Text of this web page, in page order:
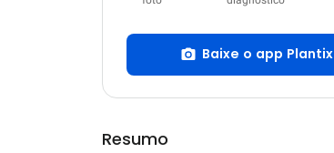
Baixe o app Plantix
Resumo